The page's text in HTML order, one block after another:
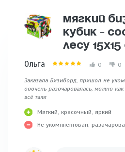
МЯГКИЙ
КУБИК -
ЛЕСУ
Ольга 0 0
Заказала Бизиборд, пришол не
ооочень разочаровалась, можно
всё таки
Мягкий, красочный, яркий
Не укомплектован,